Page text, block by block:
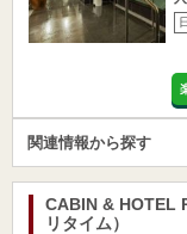
関連情報から探す
CABIN & HOTEL
リタイム）